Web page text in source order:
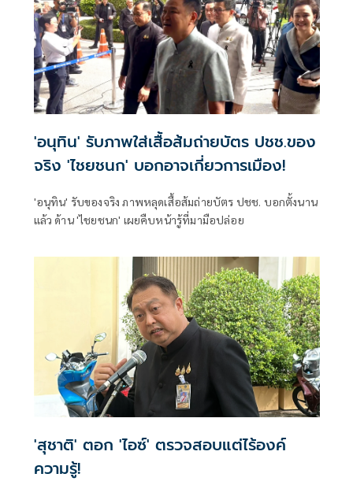
'อนุทิน' รับภาพใส่เสื้อส้มถ่ายบัตร ปชช.ของ
จริง 'ไชยชนก' บอกอาจเกี่ยวการเมือง!
'อนุทิน' รับของจริง ภาพหลุดเสื้อส้มถ่ายบัตร ปชช. บอกตั้งนาน
แล้ว ด้าน 'ไชยชนก' เผยคืบหน้ารู้ที่มามือปล่อย
'สุชาติ' ตอก 'ไอซ์' ตรวจสอบแต่ไร้องค์
ความรู้!